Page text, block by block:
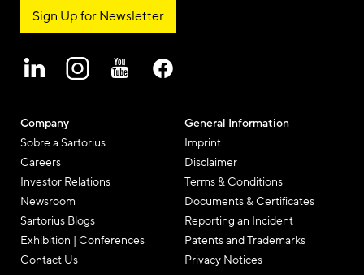
Company
Sobre a Sartorius
Careers
Investor Relations
Newsroom
Sartorius Blogs
Exhibition | Conferences
Contact Us
General Information
Imprint
Disclaimer
Terms & Conditions
Documents & Certificates
Reporting an Incident
Patents and Trademarks
Privacy Notices
Sign Up for Newsletter